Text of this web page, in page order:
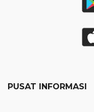
PUSAT INFORMASI